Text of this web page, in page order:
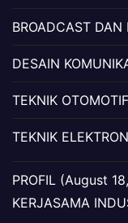
BROADCAST
DESAIN
TEKNIK
TEKNIK
PROFIL (August
KERJASAMA